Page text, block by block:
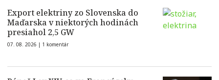
Export elektriny zo Slovenska do
Maďarska v niektorých hodinách
presiahol 2,5 GW
07. 08. 2026 | 1 komentár